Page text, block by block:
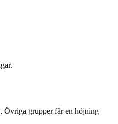
Övriga grupper får en höjning